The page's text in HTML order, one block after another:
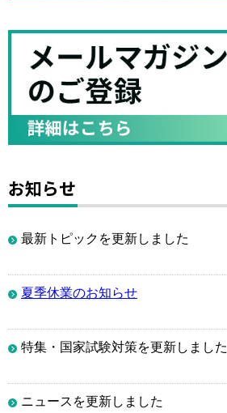
お知らせ
最新トピックを更新しました
夏季休業のお知らせ
特集・国家試験対策を更新しました
ニュースを更新しました